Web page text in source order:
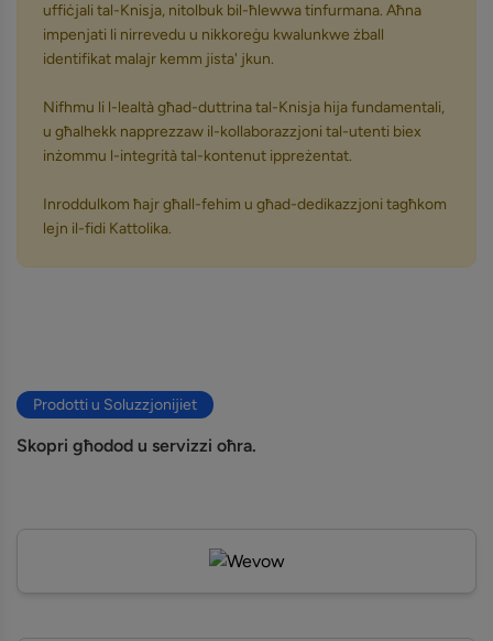
uffiċjali tal-Knisja, nitolbuk bil-ħlewwa tinfurmana. Aħna
impenjati li nirrevedu u nikkoreġu kwalunkwe żball
identifikat malajr kemm jista' jkun.
Nifhmu li l-lealtà għad-duttrina tal-Knisja hija fundamentali,
u għalhekk napprezzaw il-kollaborazzjoni tal-utenti biex
inżommu l-integrità tal-kontenut ippreżentat.
Inroddulkom ħajr għall-fehim u għad-dedikazzjoni tagħkom
lejn il-fidi Kattolika.
Prodotti u Soluzzjonijiet
Skopri għodod u servizzi oħra.